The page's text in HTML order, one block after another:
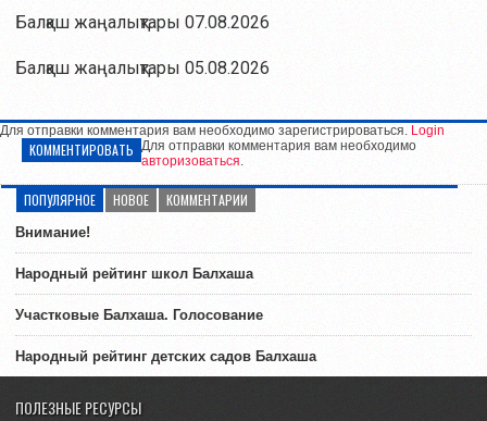
Балқаш жаңалықтары 07.08.2026
Балқаш жаңалықтары 05.08.2026
Для отправки комментария вам необходимо зарегистрироваться. Login
КОММЕНТИРОВАТЬ Для отправки комментария вам необходимо
авторизоваться.
ПОПУЛЯРНОЕ НОВОЕ КОММЕНТАРИИ
Внимание!
Народный рейтинг школ Балхаша
Участковые Балхаша. Голосование
Народный рейтинг детских садов Балхаша
ПОЛЕЗНЫЕ РЕСУРСЫ